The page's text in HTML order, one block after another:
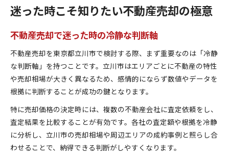
迷った時こそ知りたい不動産売却の極意
不動産売却で迷った時の冷静な判断軸
不動産売却を東京都立川市で検討する際、まず重要なのは「冷静
な判断軸」を持つことです。立川市はエリアごとに不動産の特性
や売却相場が大きく異なるため、感情的にならず数値やデータを
根拠に判断することが成功の鍵となります。
特に売却価格の決定時には、複数の不動産会社に査定依頼をし、
査定結果を比較することが有効です。各社の査定額や根拠を冷静
に分析し、立川市の売却相場や周辺エリアの成約事例と照らし合
わせることで、納得できる判断がしやすくなります。